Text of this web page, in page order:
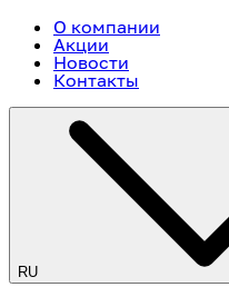
О компании
Акции
Новости
Контакты
RU